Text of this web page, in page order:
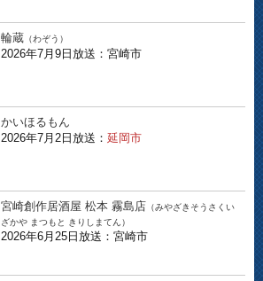
輪蔵 （わぞう）
2026年7月9日放送：宮崎市
かいほるもん
2026年7月2日放送： 延岡市
宮崎創作居酒屋 松本 霧島店 （みやざきそうさくい
ざかや まつもと きりしまてん）
2026年6月25日放送：宮崎市